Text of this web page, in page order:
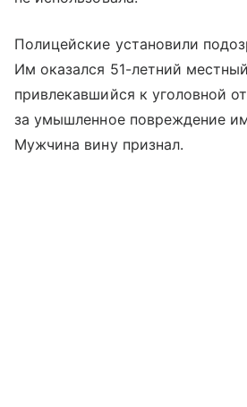
Полицейские установили
Им оказался 51-летний
привлекавшийся к уголовной
за умышленное повреждение
Мужчина вину признал.